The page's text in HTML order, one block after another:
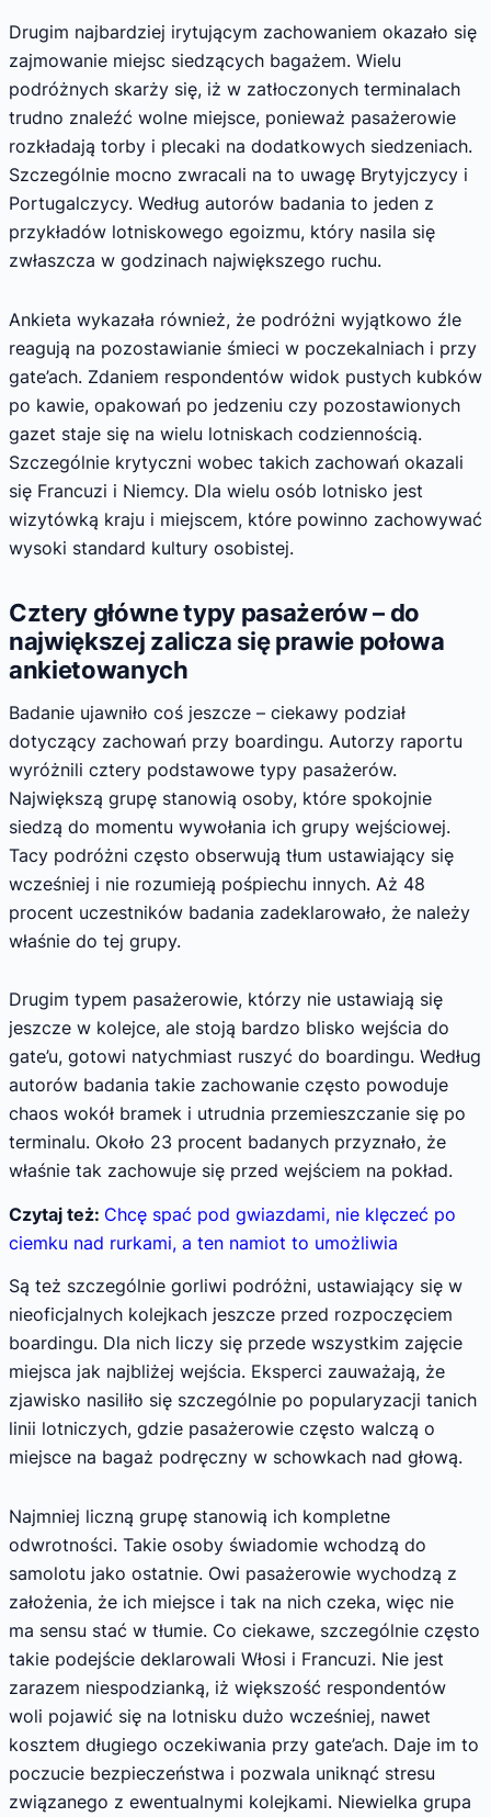
Drugim najbardziej irytującym zachowaniem okazało się
zajmowanie miejsc siedzących bagażem. Wielu
podróżnych skarży się, iż w zatłoczonych terminalach
trudno znaleźć wolne miejsce, ponieważ pasażerowie
rozkładają torby i plecaki na dodatkowych siedzeniach.
Szczególnie mocno zwracali na to uwagę Brytyjczycy i
Portugalczycy. Według autorów badania to jeden z
przykładów lotniskowego egoizmu, który nasila się
zwłaszcza w godzinach największego ruchu.
Ankieta wykazała również, że podróżni wyjątkowo źle
reagują na pozostawianie śmieci w poczekalniach i przy
gate’ach. Zdaniem respondentów widok pustych kubków
po kawie, opakowań po jedzeniu czy pozostawionych
gazet staje się na wielu lotniskach codziennością.
Szczególnie krytyczni wobec takich zachowań okazali
się Francuzi i Niemcy. Dla wielu osób lotnisko jest
wizytówką kraju i miejscem, które powinno zachowywać
wysoki standard kultury osobistej.
Cztery główne typy pasażerów – do
największej zalicza się prawie połowa
ankietowanych
Badanie ujawniło coś jeszcze – ciekawy podział
dotyczący zachowań przy boardingu. Autorzy raportu
wyróżnili cztery podstawowe typy pasażerów.
Największą grupę stanowią osoby, które spokojnie
siedzą do momentu wywołania ich grupy wejściowej.
Tacy podróżni często obserwują tłum ustawiający się
wcześniej i nie rozumieją pośpiechu innych. Aż 48
procent uczestników badania zadeklarowało, że należy
właśnie do tej grupy.
Drugim typem pasażerowie, którzy nie ustawiają się
jeszcze w kolejce, ale stoją bardzo blisko wejścia do
gate’u, gotowi natychmiast ruszyć do boardingu. Według
autorów badania takie zachowanie często powoduje
chaos wokół bramek i utrudnia przemieszczanie się po
terminalu. Około 23 procent badanych przyznało, że
właśnie tak zachowuje się przed wejściem na pokład.
Czytaj też: Chcę spać pod gwiazdami, nie klęczeć po
ciemku nad rurkami, a ten namiot to umożliwia
Są też szczególnie gorliwi podróżni, ustawiający się w
nieoficjalnych kolejkach jeszcze przed rozpoczęciem
boardingu. Dla nich liczy się przede wszystkim zajęcie
miejsca jak najbliżej wejścia. Eksperci zauważają, że
zjawisko nasiliło się szczególnie po popularyzacji tanich
linii lotniczych, gdzie pasażerowie często walczą o
miejsce na bagaż podręczny w schowkach nad głową.
Najmniej liczną grupę stanowią ich kompletne
odwrotności. Takie osoby świadomie wchodzą do
samolotu jako ostatnie. Owi pasażerowie wychodzą z
założenia, że ich miejsce i tak na nich czeka, więc nie
ma sensu stać w tłumie. Co ciekawe, szczególnie często
takie podejście deklarowali Włosi i Francuzi. Nie jest
zarazem niespodzianką, iż większość respondentów
woli pojawić się na lotnisku dużo wcześniej, nawet
kosztem długiego oczekiwania przy gate’ach. Daje im to
poczucie bezpieczeństwa i pozwala uniknąć stresu
związanego z ewentualnymi kolejkami. Niewielka grupa